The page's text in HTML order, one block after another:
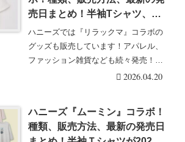
売日まとめ！半袖Tシャツ、ソ
ックスが2026年春夏に新発
売！店頭、オンラインも！
ハニーズでは『リラックマ』コラボの
グッズも販売しています！アパレル、
ファッション雑貨なども続々発売！
Honeys（ハニー・・・続きを読む
2026.04.20
ハニーズ『ムーミン』コラボ！
種類、販売方法、最新の発売日